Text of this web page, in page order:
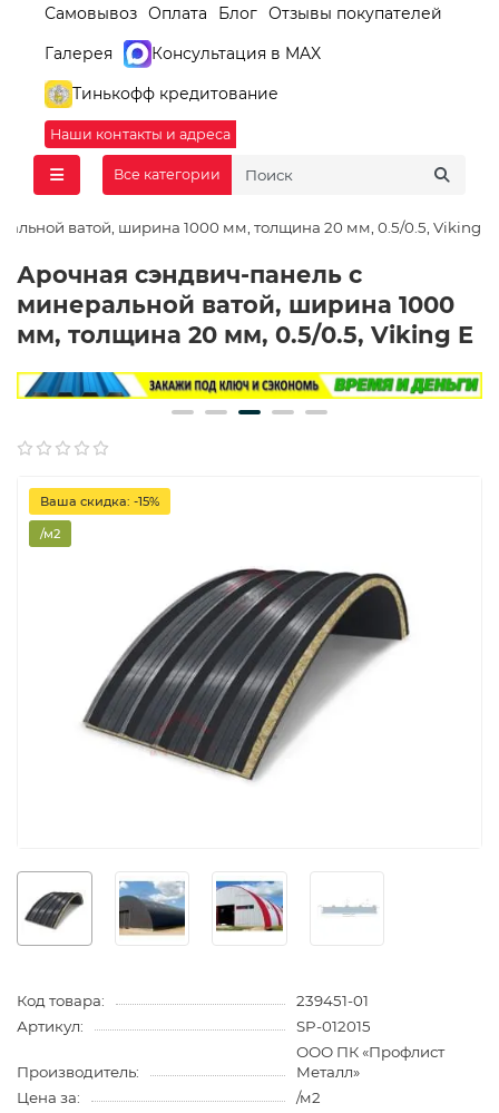
Самовывоз Оплата Блог Отзывы покупателей
Галерея
Консультация в MAX
Тинькофф кредитование
Наши контакты и адреса
Все категории
ватой, ширина 1000 мм, толщина 20 мм, 0.5/0.5, Viking E
Арочная сэндвич-панель с
минеральной ватой, ширина 1000
мм, толщина 20 мм, 0.5/0.5, Viking E
Ваша скидка: -15%
/м2
Код товара:
239451-01
Артикул:
SP-012015
Производитель:
ООО ПК «Профлист
Металл»
Цена за:
/м2